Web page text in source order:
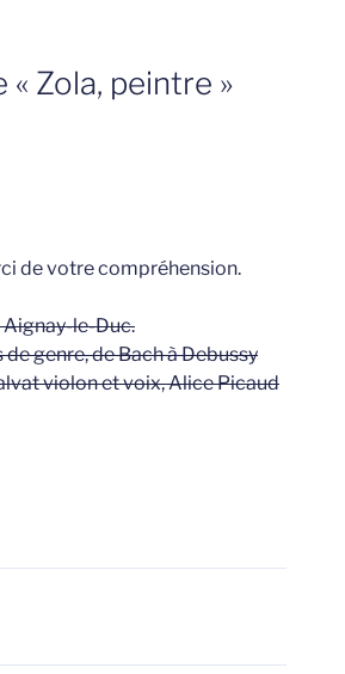
Zola, peintre »
de votre compréhension.
Aignay-le-Duc.
genre, de Bach à Debussy
violon et voix, Alice Picaud